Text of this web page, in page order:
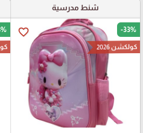
شنط مدرسية
favorite_border -33%
كولكشن 2026